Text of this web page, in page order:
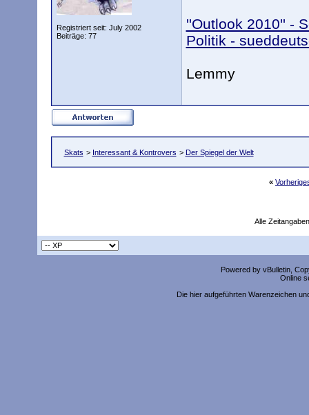
Registriert seit: July 2002
Beiträge: 77
''Outlook 2010'' -
Politik -
Lemmy
Skats > Interessant & Kontrovers > Der Spiegel der Welt
«
Alle
Powered by vBulletin,
Online
Die hier aufgeführten Warenzeichen